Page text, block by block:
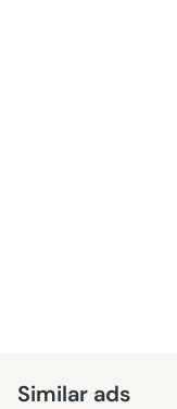
Similar ads